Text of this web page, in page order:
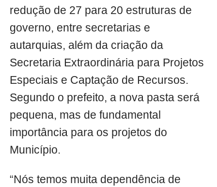
redução de 27 para 20 estruturas de
governo, entre secretarias e
autarquias, além da criação da
Secretaria Extraordinária para Projetos
Especiais e Captação de Recursos.
Segundo o prefeito, a nova pasta será
pequena, mas de fundamental
importância para os projetos do
Município.
“Nós temos muita dependência de